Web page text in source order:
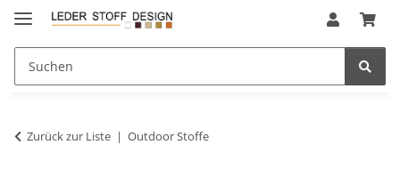
Zurück zur Liste Outdoor Stoffe